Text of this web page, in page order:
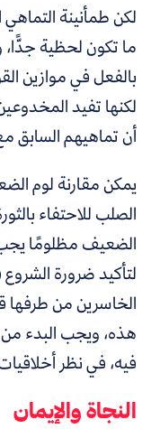
لكن طمأنينة التماهي
ما تكون لحظية جدًّا،
بالفعل في موازين
لكنها تفيد
أن تماهيهم السابق
يمكن مقارنة لوم
الصلب للاحتفاء
الضعيف مظلومًا
لتأكيد ضرورة
الخاسرين من طرفها
هذه، ويجب البدء
فيه، في نظر
النجاة والإيمان